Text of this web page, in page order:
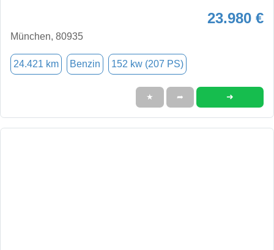
23.980 €
München, 80935
24.421 km Benzin 152 kw (207 PS)
★ ➦ ➜